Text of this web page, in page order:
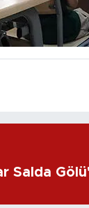
Salda